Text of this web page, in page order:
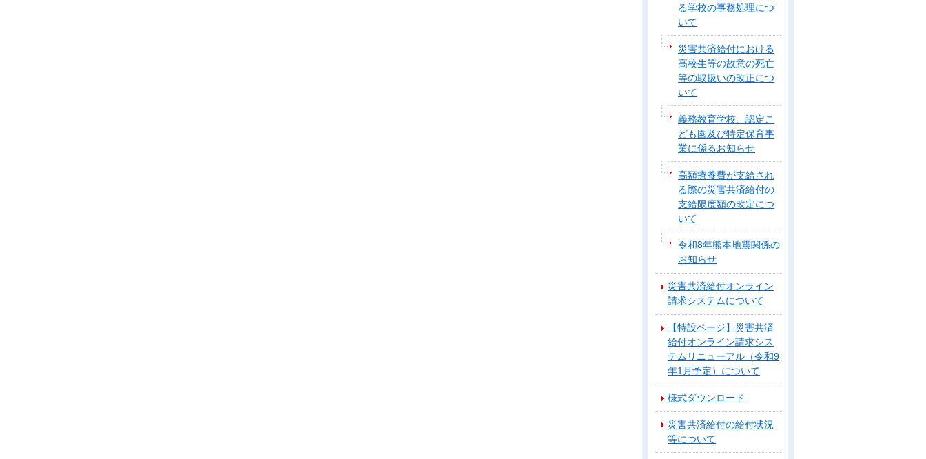
る学校の事務処理につ
いて
災害共済給付における
高校生等の故意の死亡
等の取扱いの改正につ
いて
義務教育学校、認定こ
ども園及び特定保育事
業に係るお知らせ
高額療養費が支給され
る際の災害共済給付の
支給限度額の改定につ
いて
令和8年熊本地震関係の
お知らせ
災害共済給付オンライン
請求システムについて
【特設ページ】災害共済
給付オンライン請求シス
テムリニューアル（令和9
年1月予定）について
様式ダウンロード
災害共済給付の給付状況
等について